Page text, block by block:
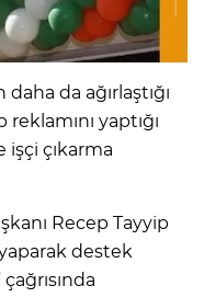
da ağırlaştığı
yaptığı
çıkarma
Recep Tayyip
yaparak destek
çağrısında